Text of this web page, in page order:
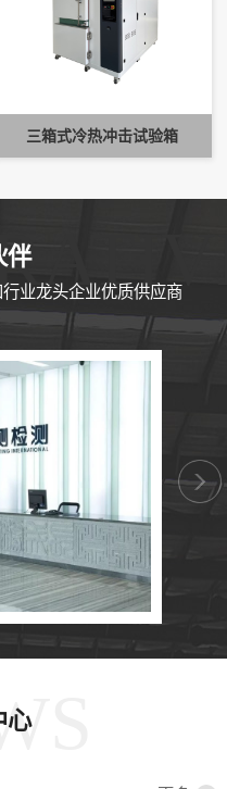
三箱式冷热冲击试验箱
伴
业龙头企业优质供应商
心